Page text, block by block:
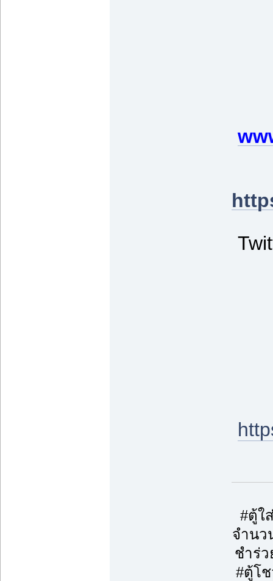
#ตู้ใ
จำนว
ชำร่
#ตู้โ